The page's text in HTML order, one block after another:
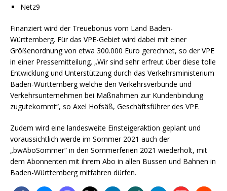
Netz9
Finanziert wird der Treuebonus vom Land Baden-
Württemberg. Für das VPE-Gebiet wird dabei mit einer
Größenordnung von etwa 300.000 Euro gerechnet, so der VPE
in einer Pressemitteilung. „Wir sind sehr erfreut über diese tolle
Entwicklung und Unterstützung durch das Verkehrsministerium
Baden-Württemberg welche den Verkehrsverbünde und
Verkehrsunternehmen bei Maßnahmen zur Kundenbindung
zugutekommt“, so Axel Hofsäß, Geschäftsführer des VPE.
Zudem wird eine landesweite Einsteigeraktion geplant und
voraussichtlich werde im Sommer 2021 auch der
„bwAboSommer“ in den Sommerferien 2021 wiederholt, mit
dem Abonnenten mit ihrem Abo in allen Bussen und Bahnen in
Baden-Württemberg mitfahren dürfen.